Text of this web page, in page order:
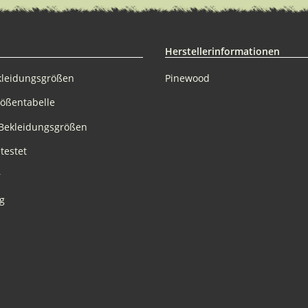
Herstellerinformationen
Pinewood